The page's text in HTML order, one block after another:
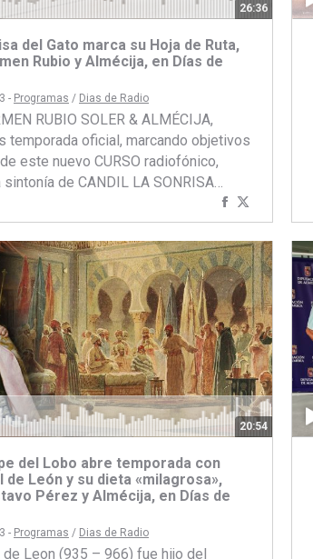
26:36
del Gato marca su Hoja de Ruta,
Rubio y Almécija, en Días de
- Programas / Dias de Radio
RUBIO SOLER & ALMÉCIJA,
temporada oficial, marcando objetivos
este nuevo CURSO radiofónico,
de CANDIL LA SONRISA…
Compartir
con
Facebook
con
Twitter
20:54
del Lobo abre temporada con
de León y su dieta «milagrosa»,
Pérez y Almécija, en Días de
- Programas / Dias de Radio
de Leon (935 – 966) fue hijo del